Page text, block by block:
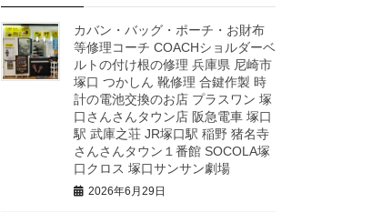
カバン・バッグ・ポーチ・お財布
等修理コーチ COACHショルダーベ
ルトの付け根の修理 兵庫県 尼崎市
塚口 つかしん 靴修理 合鍵作製 時
計の電池交換のお店 プラスワン 塚
口さんさんタウン店 阪急電車 塚口
駅 武庫之荘 JR塚口駅 稲野 猪名寺
さんさんタウン１番館 SOCOLA塚
口クロス 塚口サンサン劇場
2026年6月29日